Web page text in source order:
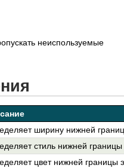
неиспользуемые
ширину нижней
стиль нижней
цвет нижней границы